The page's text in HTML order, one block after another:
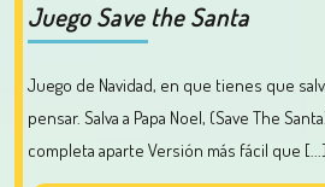
Juego Save the Santa
Juego de Navidad, en que tienes que salvar a Santa. Es un juego de
pensar. Salva a Papa Noel, (Save The
completa aparte Versión más fácil que [...]